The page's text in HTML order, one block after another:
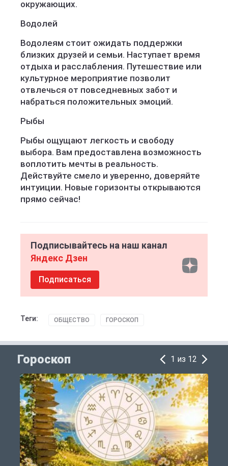
окружающих.
Водолей
Водолеям стоит ожидать поддержки
близких друзей и семьи. Наступает время
отдыха и расслабления. Путешествие или
культурное мероприятие позволит
отвлечься от повседневных забот и
набраться положительных эмоций.
Рыбы
Рыбы ощущают легкость и свободу
выбора. Вам предоставлена возможность
воплотить мечты в реальность.
Действуйте смело и уверенно, доверяйте
интуиции. Новые горизонты открываются
прямо сейчас!
Подписывайтесь на наш канал
Яндекс Дзен
Подписаться
Теги: ОБЩЕСТВО ГОРОСКОП
Гороскоп 1 из 12